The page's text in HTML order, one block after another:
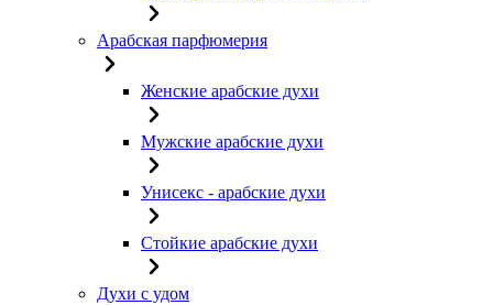
Арабская парфюмерия
Женские арабские духи
Мужские арабские духи
Унисекс - арабские духи
Стойкие арабские духи
Духи с удом